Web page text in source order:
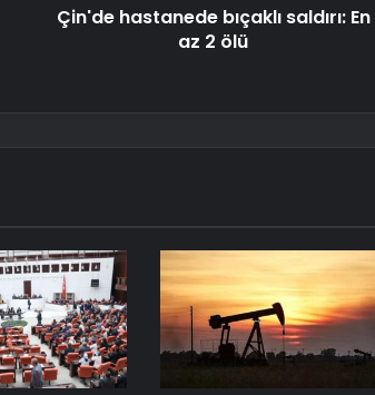
Çin'de hastanede bıçaklı saldırı: En
az 2 ölü